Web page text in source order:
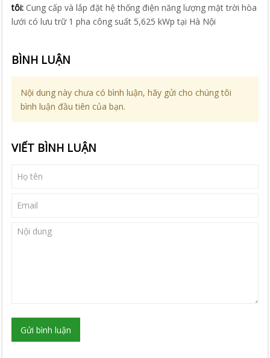
tôi:Cung cấp và lắp đặt hệ thống điện năng lượng mặt trời hòa
lưới có lưu trữ 1 pha công suất 5,625 kWp tại Hà Nội
BÌNH LUẬN
Nội dung này chưa có bình luận, hãy gửi cho chúng tôi
bình luận đầu tiên của bạn.
VIẾT BÌNH LUẬN
Gửi bình luận